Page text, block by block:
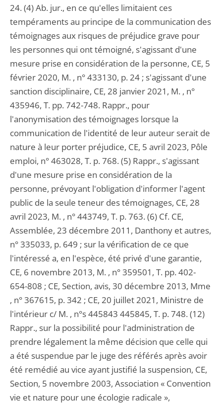
24. (4) Ab. jur., en ce qu'elles limitaient ces
tempéraments au principe de la communication des
témoignages aux risques de préjudice grave pour
les personnes qui ont témoigné, s'agissant d'une
mesure prise en considération de la personne, CE, 5
février 2020, M. , n° 433130, p. 24 ; s'agissant d'une
sanction disciplinaire, CE, 28 janvier 2021, M. , n°
435946, T. pp. 742-748. Rappr., pour
l'anonymisation des témoignages lorsque la
communication de l'identité de leur auteur serait de
nature à leur porter préjudice, CE, 5 avril 2023, Pôle
emploi, n° 463028, T. p. 768. (5) Rappr., s'agissant
d'une mesure prise en considération de la
personne, prévoyant l'obligation d'informer l'agent
public de la seule teneur des témoignages, CE, 28
avril 2023, M. , n° 443749, T. p. 763. (6) Cf. CE,
Assemblée, 23 décembre 2011, Danthony et autres,
n° 335033, p. 649 ; sur la vérification de ce que
l'intéressé a, en l'espèce, été privé d'une garantie,
CE, 6 novembre 2013, M. , n° 359501, T. pp. 402-
654-808 ; CE, Section, avis, 30 décembre 2013, Mme
, n° 367615, p. 342 ; CE, 20 juillet 2021, Ministre de
l'intérieur c/ M. , n°s 445843 445845, T. p. 748. (12)
Rappr., sur la possibilité pour l'administration de
prendre légalement la même décision que celle qui
a été suspendue par le juge des référés après avoir
été remédié au vice ayant justifié la suspension, CE,
Section, 5 novembre 2003, Association « Convention
vie et nature pour une écologie radicale »,